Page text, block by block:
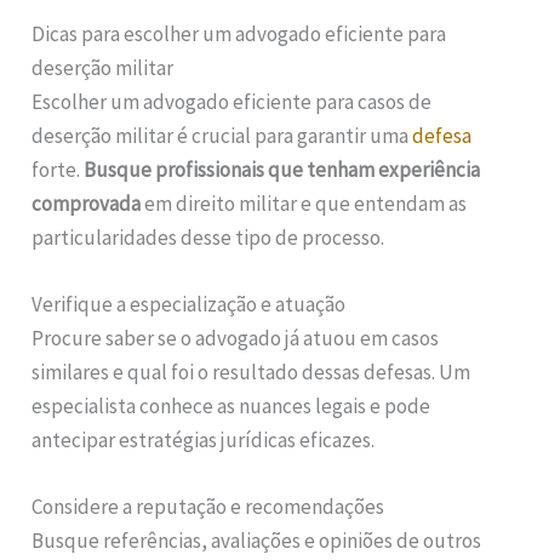
Dicas para escolher um advogado eficiente para
deserção militar
Escolher um advogado eficiente para casos de
deserção militar é crucial para garantir umadefesa
forte. Busque profissionais que tenham experiência
comprovadaem direito militar e que entendam as
particularidades desse tipo de processo.
Verifique a especialização e atuação
Procure saber se o advogado já atuou em casos
similares e qual foi o resultado dessas defesas. Um
especialista conhece as nuances legais e pode
antecipar estratégias jurídicas eficazes.
Considere a reputação e recomendações
Busque referências, avaliações e opiniões de outros